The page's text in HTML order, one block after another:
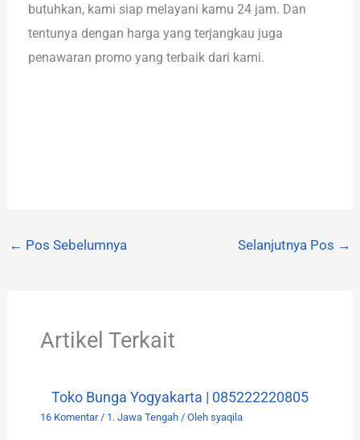
butuhkan, kami siap melayani kamu 24 jam. Dan
tentunya dengan harga yang terjangkau juga
penawaran promo yang terbaik dari kami.
← Pos Sebelumnya Selanjutnya Pos →
Artikel Terkait
Toko Bunga Yogyakarta | 085222220805
16 Komentar / 1. Jawa Tengah/ Oleh syaqila